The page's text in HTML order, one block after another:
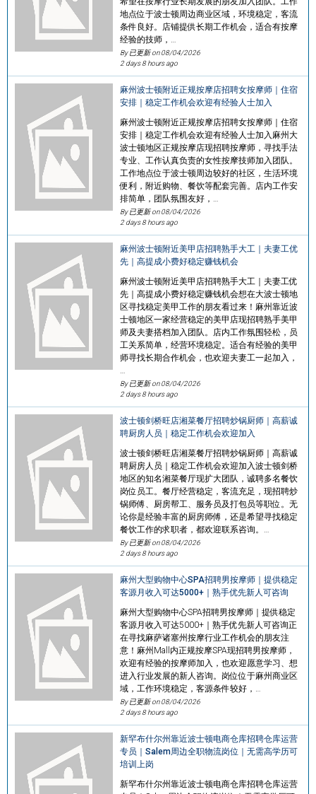
地点位于波士顿周边商业区域，环境稳定，客流
条件良好。店铺提供长期工作机会，适合有按摩
经验的技师，…
By 已更新 on08/04/2026
2 days 8 hours ago
麻州波士顿附近正规按摩店招聘女按摩师｜住宿
安排｜稳定工作机会欢迎有经验人士加入
麻州波士顿附近正规按摩店招聘女按摩师｜住宿
安排｜稳定工作机会欢迎有经验人士加入麻州大
波士顿地区正规按摩店现招聘按摩师，寻找手法
专业、工作认真负责的女性按摩技师加入团队。
工作地点位于波士顿周边较好的社区，生活环境
便利，附近购物、餐饮等配套完善。店内工作安
排简单，团队氛围友好，…
By 已更新 on08/04/2026
2 days 8 hours ago
麻州波士顿附近美甲店招聘熟手大工｜夫妻工优
先｜高提成小费好稳定赚钱机会
麻州波士顿附近美甲店招聘熟手大工｜夫妻工优
先｜高提成小费好稳定赚钱机会想在大波士顿地
区寻找稳定美甲工作的朋友看过来！麻州靠近波
士顿地区一家经营稳定的美甲店现招聘熟手美甲
师及夫妻搭档加入团队。店内工作氛围轻松，员
工关系简单，经营环境稳定。适合有经验的美甲
师寻找长期合作机会，也欢迎夫妻工一起加入，
By 已更新 on08/04/2026
2 days 8 hours ago
波士顿剑桥旺店湘菜餐厅招聘炒锅厨师｜高薪诚
聘厨房人员｜稳定工作机会欢迎加入
波士顿剑桥旺店湘菜餐厅招聘炒锅厨师｜高薪诚
聘厨房人员｜稳定工作机会欢迎加入波士顿剑桥
地区的知名湘菜餐厅现扩大团队，诚聘多名餐饮
岗位员工。餐厅经营稳定，客流充足，现招聘炒
锅师傅、厨房帮工、服务员及打包员等职位。无
论你是经验丰富的厨房师傅，还是希望寻找稳定
餐饮工作的求职者，都欢迎联系咨询。…
By 已更新 on08/04/2026
2 days 8 hours ago
麻州大型购物中心SPA招聘男按摩师｜提供稳定
客源月收入可达5000+｜熟手优先新人可咨询
麻州大型购物中心SPA招聘男按摩师｜提供稳定
客源月收入可达5000+｜熟手优先新人可咨询正
在寻找麻萨诸塞州按摩行业工作机会的朋友注
意！麻州Mall内正规按摩SPA现招聘男按摩师，
欢迎有经验的按摩师加入，也欢迎愿意学习、想
进入行业发展的新人咨询。岗位位于麻州商业区
域，工作环境稳定，客源条件较好，…
By 已更新 on08/04/2026
2 days 8 hours ago
新罕布什尔州靠近波士顿电商仓库招聘仓库运营
专员｜Salem周边全职物流岗位｜无需高学历可
培训上岗
新罕布什尔州靠近波士顿电商仓库招聘仓库运营